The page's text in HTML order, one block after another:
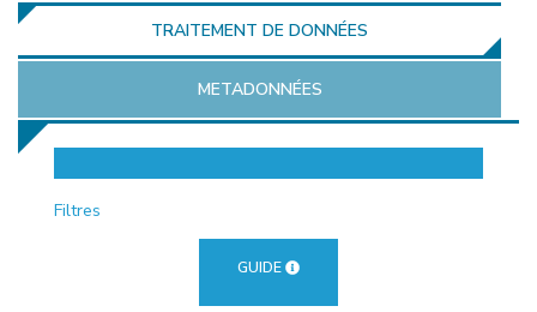
AJOUTER
TRAITEMENT DE DONNÉES
METADONNÉES
Filtres
GUIDE